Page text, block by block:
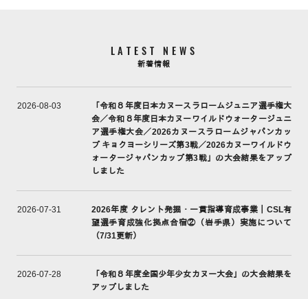
LATEST NEWS
新着情報
2026-08-03
「令和８年度日本カヌースラロームジュニア選手権大
会／令和８年度日本カヌーワイルドウォータージュニ
ア選手権大会／2026カヌースラロームジャパンカッ
プ キョクヨーシリーズ第3戦／2026カヌーワイルドウ
ォータージャパンカップ第3戦」の大会結果をアップ
しました
2026-07-31
2026年度 タレント発掘・一貫指導育成事業｜CSL有
望選手育成強化拠点合宿②（岩手県）実施について
（7/31更新）
2026-07-28
「令和８年度全国少年少女カヌー大会」の大会結果を
アップしました